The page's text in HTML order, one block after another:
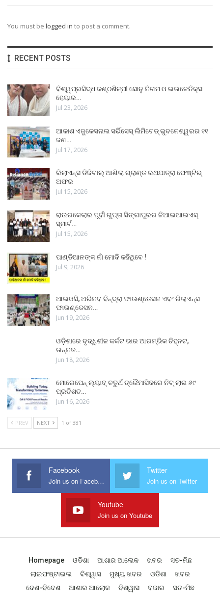
You must be logged in to post a comment.
RECENT POSTS
ବିଶ୍ୱପ୍ରସିଦ୍ଧ କଣ୍ଠଶିଳ୍ପୀ ସୋନୁ ନିଗମ ଓ ଇଉଜେନିକ୍ସ
ହେୟାର…
Jul 23, 2026
ଆକାଶ ଏଜୁକେସନାଲ ସର୍ଭିସେସ୍ ଲିମିଟେଡ୍ ଭୁବନେଶ୍ୱରର ୧୧
ଜଣ…
Jul 17, 2026
ରିଲାଏନ୍ସ ଡିଜିଟାଲ୍ ଆଣିଲା ଗ୍ରାଣ୍ଡ ରଥଯାତ୍ରା ଫେଷ୍ଟିଭ୍
ଅଫର
Jul 15, 2026
ରାଉରକେଲାର ପୂର୍ବୀ ଗୁପ୍ତା ସିଙ୍ଗାପୁରର ଜିଆଇଆଇଏସ୍
ସ୍ମାର୍ଟ…
Jul 15, 2026
ପାଣ୍ଡିଆନଙ୍କ ନାଁ ମୋଦି କହିଥିବେ !
Jul 9, 2026
ଆଇଓସି, ଅଭିନବ ବିନ୍ଦ୍ରା ଫାଉଣ୍ଡେସନ ଏବଂ ରିଲାଏନ୍ସ
ଫାଉଣ୍ଡେସନ…
Jun 19, 2026
ଓଡ଼ିଶାରେ ବୃଦ୍ଧିଶୀଳ କର୍କଟ ଭାର ଆରମ୍ଭିକ ଚିହ୍ନଟ,
ଉନ୍ନତ…
Jun 18, 2026
ମୋରେପେନ୍ ଲ୍ୟାବ୍ ଚତୁର୍ଥ ତ୍ରୈମାସିକରେ ନିଟ୍ ଲାଭ ୬୯
ପ୍ରତିଶତ…
Jun 16, 2026
PREV NEXT 1 of 381
Facebook
Join us on Facebook
Twitter
Join us on Twitter
Youtube
Join us on Youtube
Homepage ଓଡିଶା ଆଶାର ଆଲୋକ ଖବର
ସତ-ମିଛ
ଲାଇଫଷ୍ଟାଇଲ
ବିଶ୍ୱାସ ମୁଖ୍ୟ ଖବର ଓଡିଶା
ଖବର
ଦେଶ-ବିଦେଶ
ଆଶାର ଆଲୋକ ବିଶ୍ୱାସ ବଜାର ସତ-ମିଛ